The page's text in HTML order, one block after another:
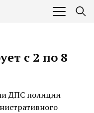
с 2 по 8
ДПС полиции